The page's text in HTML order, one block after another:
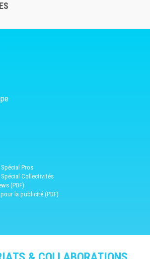
Pros
Collectivités
(PDF)
la publicité (PDF)